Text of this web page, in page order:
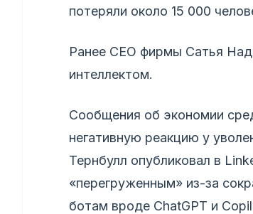
потеряли около 15 000
Ранее CEO фирмы Сатья
интеллектом.
Сообщения об экономии
негативную реакцию у
Тернбулл опубликовал в
«перегруженным» из-за
ботам вроде ChatGPT и